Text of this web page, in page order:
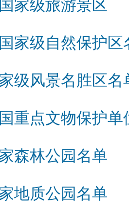
家级旅游景区
家级自然保护区
级风景名胜区名
重点文物保护单
森林公园名单
地质公园名单